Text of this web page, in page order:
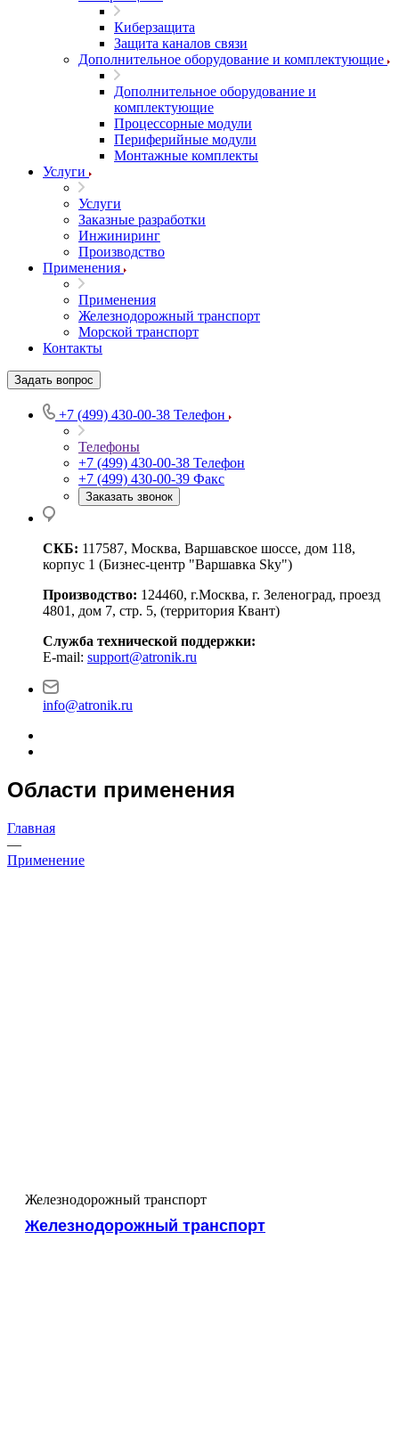
Киберзащита
Защита каналов связи
Дополнительное оборудование и комплектующие
Дополнительное оборудование и
комплектующие
Процессорные модули
Периферийные модули
Монтажные комплекты
Услуги
Услуги
Заказные разработки
Инжиниринг
Производство
Применения
Применения
Железнодорожный транспорт
Морской транспорт
Контакты
Задать вопрос
+7 (499) 430-00-38 Телефон
Телефоны
+7 (499) 430-00-38 Телефон
+7 (499) 430-00-39 Факс
Заказать звонок
СКБ: 117587, Москва, Варшавское шоссе, дом 118,
корпус 1 (Бизнес-центр "Варшавка Sky")
Производство: 124460, г.Москва, г. Зеленоград, проезд
4801, дом 7, стр. 5, (территория Квант)
Служба технической поддержки:
E-mail: support@atronik.ru
info@atronik.ru
Области применения
Главная
—
Применение
Железнодорожный транспорт
Железнодорожный транспорт